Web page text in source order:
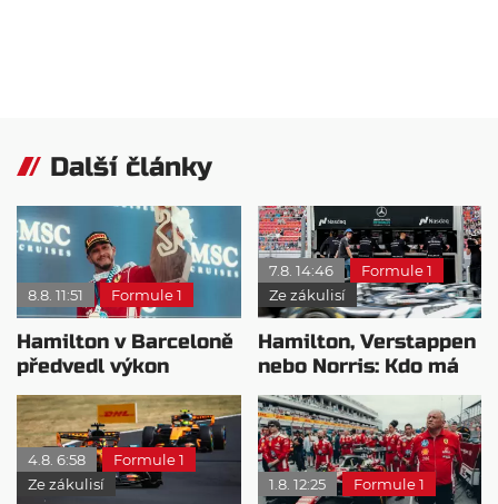
Další články
8.8. 11:51 Formule 1
Hamilton v Barceloně
předvedl výkon
pravého šampiona
7.8. 14:46
Formule 1
Ze zákulisí
Hamilton, Verstappen
nebo Norris: Kdo má
nejvyšší plat?
4.8. 6:58
Formule 1
Ze zákulisí
1.8. 12:25 Formule 1